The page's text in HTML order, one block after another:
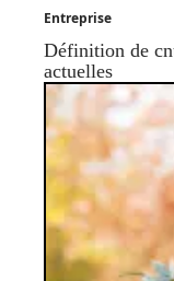
Entreprise
Définition de
actuelles